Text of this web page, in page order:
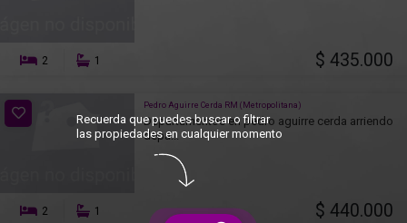
2 1 $ 435.000
Pedro Aguirre Cerda RM (Metropolitana)
Departamentos en pedro aguirre cerda arriendo
depa...
2 1 $ 440.000
Recuerda que puedes buscar o filtrar
las propiedades en cualquier momento